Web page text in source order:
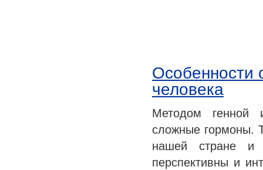
Особенности
человека
Методом генной
сложные гормоны.
нашей стране и
перспективны и